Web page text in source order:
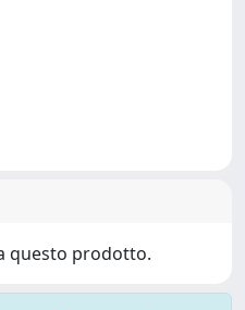
questo prodotto.